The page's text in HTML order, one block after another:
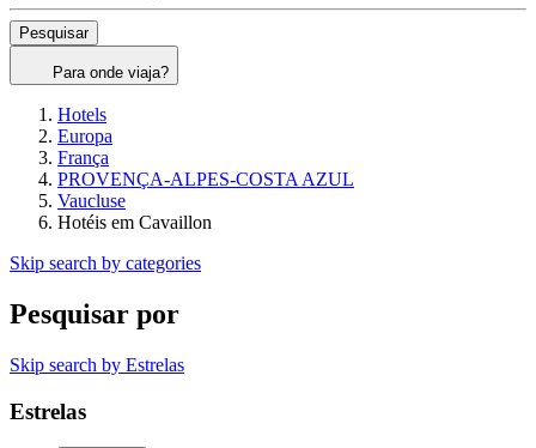
Pesquisar
Para onde viaja?
Hotels
Europa
França
PROVENÇA-ALPES-COSTA AZUL
Vaucluse
Hotéis em Cavaillon
Skip search by categories
Pesquisar por
Skip search by Estrelas
Estrelas